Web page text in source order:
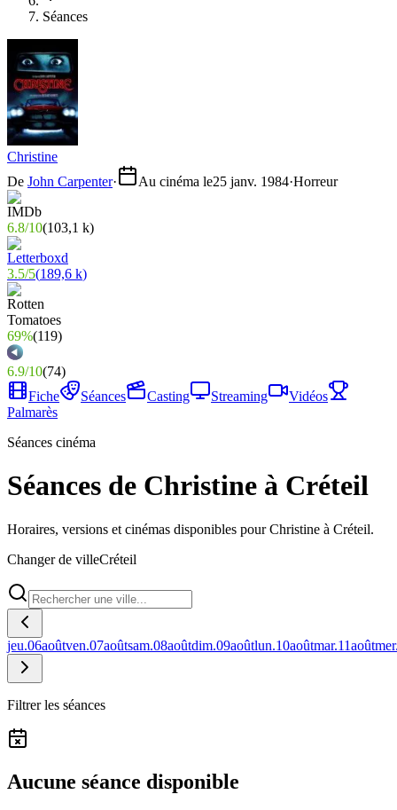
Séances
Christine
De John Carpenter· Au cinéma le25 janv. 1984·Horreur
6.8/10(103,1 k)
3.5/5(189,6 k)
69%(119)
6.9/10(74)
Fiche
Séances Casting Streaming
Vidéos
Palmarès
Séances cinéma
Séances de Christine à Créteil
Horaires, versions et cinémas disponibles pour Christine à Créteil.
Changer de villeCréteil
jeu.06aoûtven.07aoûtsam.08aoûtdim.09aoûtlun.10aoûtmar.11août
Filtrer les séances
Aucune séance disponible